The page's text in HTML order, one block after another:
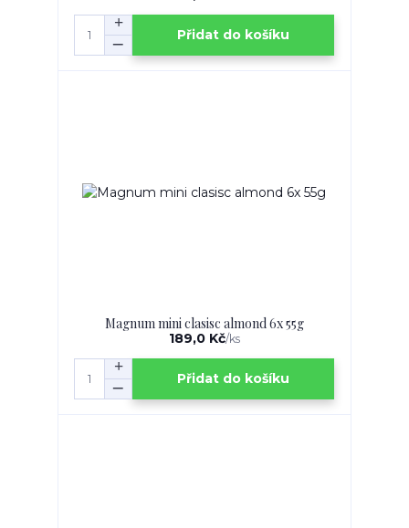
Přidat do košíku
Magnum mini clasisc almond 6x 55g
189,0 Kč/ks
Přidat do košíku